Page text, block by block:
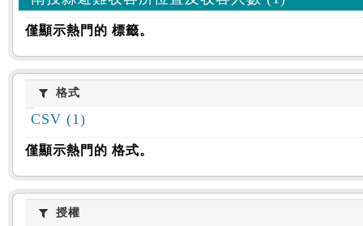
僅顯示熱門的 標籤。
格式格式
CSV (1)
僅顯示熱門的 格式。
授權授權